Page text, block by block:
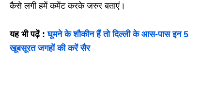
कैसे लगी हमें कमेंट करके जरुर बताएं।
यह भी पढ़ें :घूमने के शौकीन हैं तो दिल्ली के आस-पास इन 5
खूबसूरत जगहों की करें सैर